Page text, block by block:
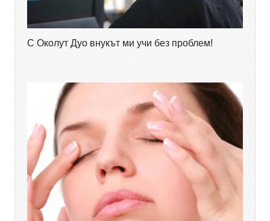
С Околут Дуо внукът ми учи без проблем!